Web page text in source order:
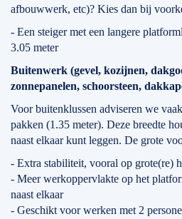
afbouwwerk, etc)? Kies dan bij
- Een steiger met een langere
3.05 meter
Buitenwerk (gevel, kozijnen,
zonnepanelen, schoorsteen,
Voor buitenklussen adviseren we
pakken (1.35 meter). Deze breedte
naast elkaar kunt leggen. De grote
- Extra stabiliteit, vooral op grote(re)
- Meer werkoppervlakte op het
naast elkaar
- Geschikt voor werken met 2